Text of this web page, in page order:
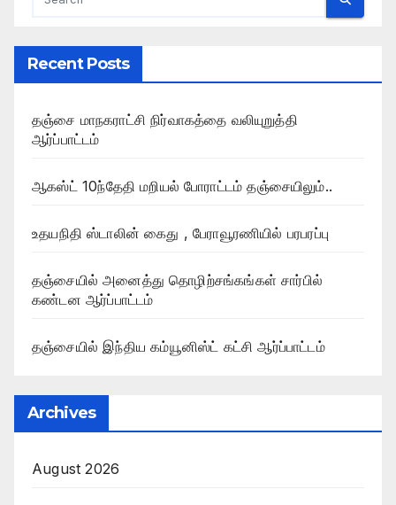
Recent Posts
தஞ்சை மாநகராட்சி நிர்வாகத்தை வலியுறுத்தி
ஆர்ப்பாட்டம்
ஆகஸ்ட் 10ந்தேதி மறியல் போராட்டம் தஞ்சையிலும்..
உதயநிதி ஸ்டாலின் கைது , பேராவூரணியில் பரபரப்பு
தஞ்சையில் அனைத்து தொழிற்சங்கங்கள் சார்பில்
கண்டன ஆர்ப்பாட்டம்
தஞ்சையில் இந்திய கம்யூனிஸ்ட் கட்சி ஆர்ப்பாட்டம்
Archives
August 2026